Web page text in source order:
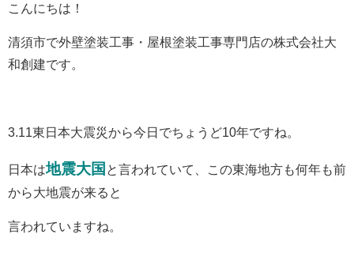
こんにちは！
清須市で外壁塗装工事・屋根塗装工事専門店の株式会社大
和創建です。
3.11東日本大震災から今日でちょうど10年ですね。
日本は地震大国 と言われていて、この東海地方も何年も前
から大地震が来ると
言われていますね。